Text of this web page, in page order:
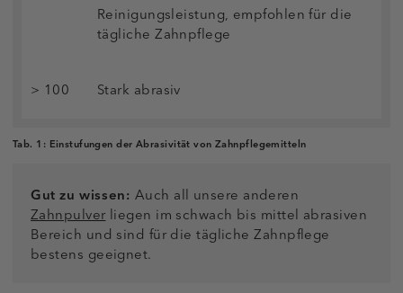
Reinigungsleistung, empfohlen für die
tägliche Zahnpflege
> 100 Stark abrasiv
Tab. 1: Einstufungen der Abrasivität von Zahnpflegemitteln
Gut zu wissen: Auch all unsere anderen
Zahnpulverliegen im schwach bis mittel abrasiven
Bereich und sind für die tägliche Zahnpflege
bestens geeignet.